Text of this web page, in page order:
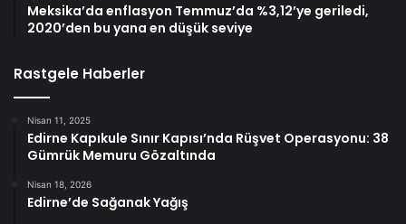
Meksika’da enflasyon Temmuz’da %3,12’ye geriledi,
2020’den bu yana en düşük seviye
Rastgele Haberler
Nisan 11, 2025
Edirne Kapıkule Sınır Kapısı’nda Rüşvet Operasyonu: 38
Gümrük Memuru Gözaltında
Nisan 18, 2026
Edirne’de Sağanak Yağış